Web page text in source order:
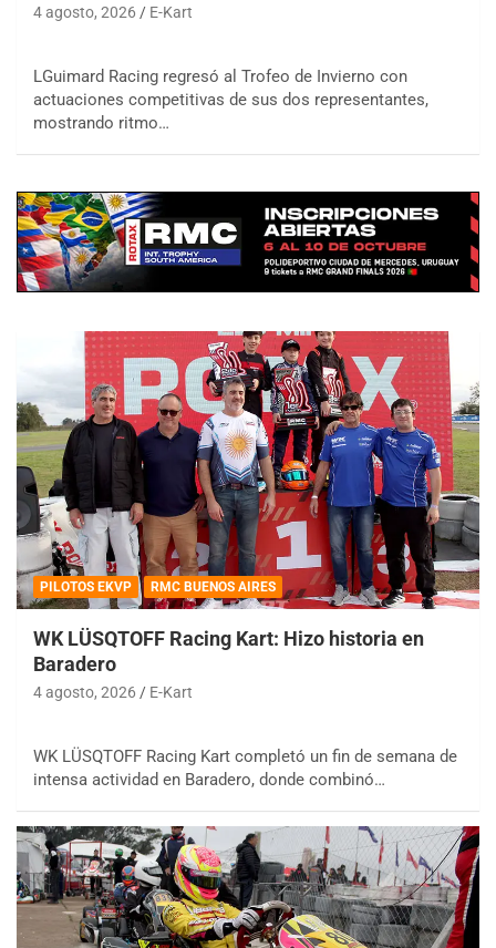
4 agosto, 2026 E-Kart
LGuimard Racing regresó al Trofeo de Invierno con
actuaciones competitivas de sus dos representantes,
mostrando ritmo…
PILOTOS EKVP RMC BUENOS AIRES
WK LÜSQTOFF Racing Kart: Hizo historia en
Baradero
4 agosto, 2026 E-Kart
WK LÜSQTOFF Racing Kart completó un fin de semana de
intensa actividad en Baradero, donde combinó…